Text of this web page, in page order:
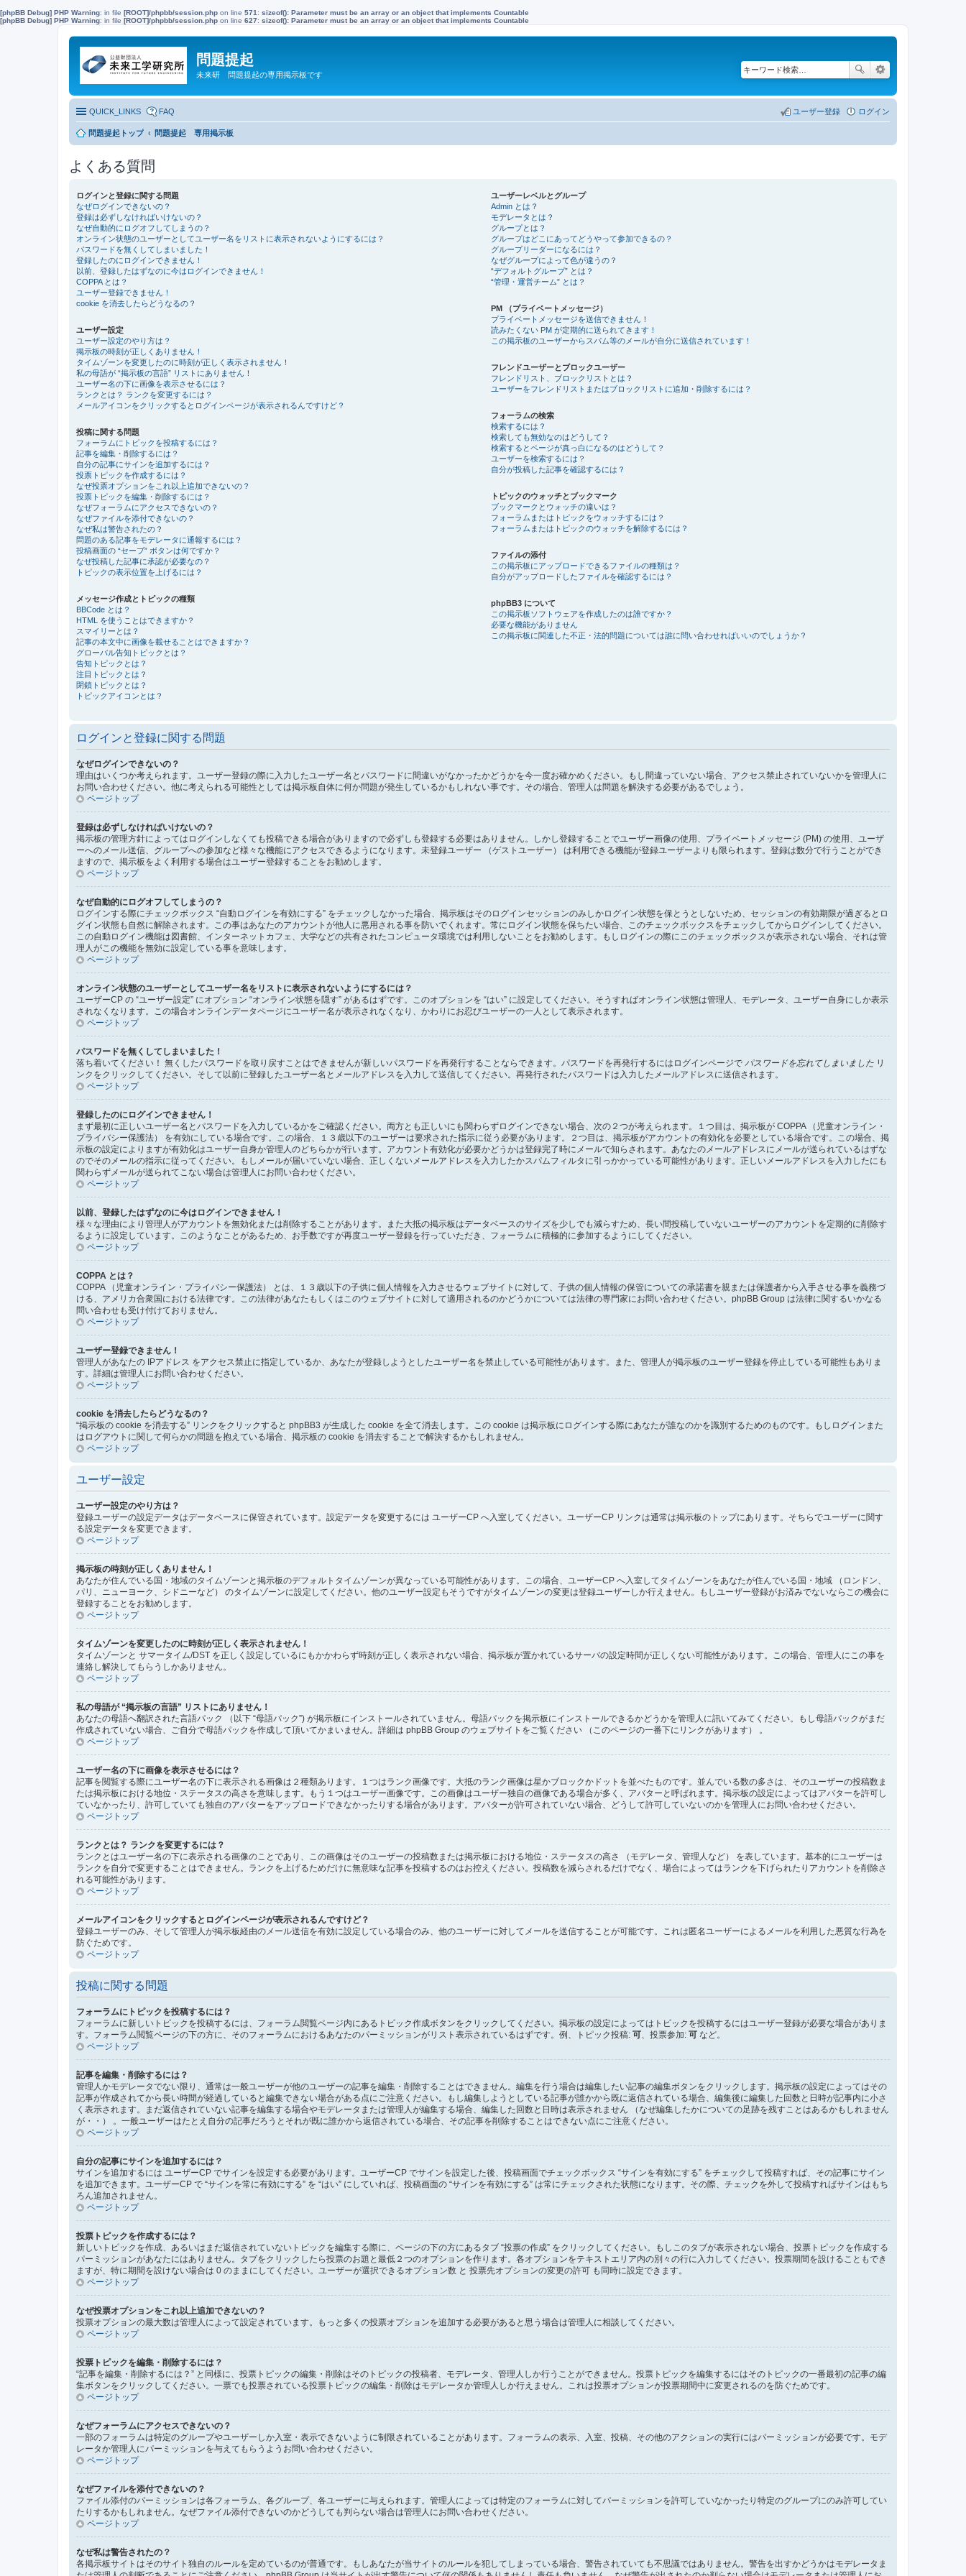
[phpBB Debug] PHP Warning: in file [ROOT]/phpbb/session.php on line 571 : sizeof(): Parameter must be an array or an object that implements Countable
[phpBB Debug] PHP Warning: in file [ROOT]/phpbb/session.php on line 627: sizeof(): Parameter must be an array or an object that implements Countable
問題提起
未来研 問題提起の専用掲示板です
QUICK_LINKS FAQ ログイン
ユーザー登録
問題提起トップ 問題提起 専用掲示板
よくある質問
ログインと登録に関する問題
なぜログインできないの？
登録は必ずしなければいけないの？
なぜ自動的にログオフしてしまうの？
オンライン状態のユーザーとしてユーザー名をリストに表示されないようにするには？
パスワードを無くしてしまいました！
登録したのにログインできません！
以前、登録したはずなのに今はログインできません！
COPPA とは？
ユーザー登録できません！
cookie を消去したらどうなるの？
ユーザー設定
ユーザー設定のやり方は？
掲示板の時刻が正しくありません！
タイムゾーンを変更したのに時刻が正しく表示されません！
私の母語が “掲示板の言語” リストにありません！
ユーザー名の下に画像を表示させるには？
ランクとは？ ランクを変更するには？
メールアイコンをクリックするとログインページが表示されるんですけど？
投稿に関する問題
フォーラムにトピックを投稿するには？
記事を編集・削除するには？
自分の記事にサインを追加するには？
投票トピックを作成するには？
なぜ投票オプションをこれ以上追加できないの？
投票トピックを編集・削除するには？
なぜフォーラムにアクセスできないの？
なぜファイルを添付できないの？
なぜ私は警告されたの？
問題のある記事をモデレータに通報するには？
投稿画面の “セーブ” ボタンは何ですか？
なぜ投稿した記事に承認が必要なの？
トピックの表示位置を上げるには？
メッセージ作成とトピックの種類
BBCode とは？
HTML を使うことはできますか？
スマイリーとは？
記事の本文中に画像を載せることはできますか？
グローバル告知トピックとは？
告知トピックとは？
注目トピックとは？
閉鎖トピックとは？
トピックアイコンとは？
ユーザーレベルとグループ
Admin とは？
モデレータとは？
グループとは？
グループはどこにあってどうやって参加できるの？
グループリーダーになるには？
なぜグループによって色が違うの？
“デフォルトグループ” とは？
“管理・運営チーム” とは？
PM （プライベートメッセージ）
プライベートメッセージを送信できません！
読みたくない PM が定期的に送られてきます！
この掲示板のユーザーからスパム等のメールが自分に送信されています！
フレンドユーザーとブロックユーザー
フレンドリスト、ブロックリストとは？
ユーザーをフレンドリストまたはブロックリストに追加・削除するには？
フォーラムの検索
検索するには？
検索しても無効なのはどうして？
検索するとページが真っ白になるのはどうして？
ユーザーを検索するには？
自分が投稿した記事を確認するには？
トピックのウォッチとブックマーク
ブックマークとウォッチの違いは？
フォーラムまたはトピックをウォッチするには？
フォーラムまたはトピックのウォッチを解除するには？
ファイルの添付
この掲示板にアップロードできるファイルの種類は？
自分がアップロードしたファイルを確認するには？
phpBB3 について
この掲示板ソフトウェアを作成したのは誰ですか？
必要な機能がありません
この掲示板に関連した不正・法的問題については誰に問い合わせればいいのでしょうか？
ログインと登録に関する問題
なぜログインできないの？
理由はいくつか考えられます。ユーザー登録の際に入力したユーザー名とパスワードに間違いがなかったかどうかを今一度お確かめください。もし間違っていない場合、アクセス禁止されていないかを管理人に
お問い合わせください。他に考えられる可能性としては掲示板自体に何か問題が発生しているかもしれない事です。その場合、管理人は問題を解決する必要があるでしょう。
ページトップ
登録は必ずしなければいけないの？
掲示板の管理方針によってはログインしなくても投稿できる場合がありますので必ずしも登録する必要はありません。しかし登録することでユーザー画像の使用、プライベートメッセージ (PM) の使用、ユーザ
ーへのメール送信、グループへの参加など様々な機能にアクセスできるようになります。未登録ユーザー （ゲストユーザー） は利用できる機能が登録ユーザーよりも限られます。登録は数分で行うことができ
ますので、掲示板をよく利用する場合はユーザー登録することをお勧めします。
ページトップ
なぜ自動的にログオフしてしまうの？
ログインする際にチェックボックス “自動ログインを有効にする” をチェックしなかった場合、掲示板はそのログインセッションのみしかログイン状態を保とうとしないため、セッションの有効期限が過ぎるとロ
グイン状態も自然に解除されます。この事はあなたのアカウントが他人に悪用される事を防いでくれます。常にログイン状態を保ちたい場合、このチェックボックスをチェックしてからログインしてください。
この自動ログイン機能は図書館、インターネットカフェ、大学などの共有されたコンピュータ環境では利用しないことをお勧めします。もしログインの際にこのチェックボックスが表示されない場合、それは管
理人がこの機能を無効に設定している事を意味します。
ページトップ
オンライン状態のユーザーとしてユーザー名をリストに表示されないようにするには？
ユーザーCP の “ユーザー設定” にオプション “オンライン状態を隠す” があるはずです。このオプションを “はい” に設定してください。そうすればオンライン状態は管理人、モデレータ、ユーザー自身にしか表示
されなくなります。この場合オンラインデータページにユーザー名が表示されなくなり、かわりにお忍びユーザーの一人として表示されます。
ページトップ
パスワードを無くしてしまいました！
落ち着いてください！ 無くしたパスワードを取り戻すことはできませんが新しいパスワードを再発行することならできます。パスワードを再発行するにはログインページで パスワードを忘れてしまいました リ
ンクをクリックしてください。そして以前に登録したユーザー名とメールアドレスを入力して送信してください。再発行されたパスワードは入力したメールアドレスに送信されます。
ページトップ
登録したのにログインできません！
まず最初に正しいユーザー名とパスワードを入力しているかをご確認ください。両方とも正しいにも関わらずログインできない場合、次の２つが考えられます。１つ目は、掲示板が COPPA （児童オンライン・
プライバシー保護法） を有効にしている場合です。この場合、１３歳以下のユーザーは要求された指示に従う必要があります。２つ目は、掲示板がアカウントの有効化を必要としている場合です。この場合、掲
示板の設定によりますが有効化はユーザー自身か管理人のどちらかが行います。アカウント有効化が必要かどうかは登録完了時にメールで知らされます。あなたのメールアドレスにメールが送られているはずな
のでそのメールの指示に従ってください。もしメールが届いていない場合、正しくないメールアドレスを入力したかスパムフィルタに引っかかっている可能性があります。正しいメールアドレスを入力したにも
関わらずメールが送られてこない場合は管理人にお問い合わせください。
ページトップ
以前、登録したはずなのに今はログインできません！
様々な理由により管理人がアカウントを無効化または削除することがあります。また大抵の掲示板はデータベースのサイズを少しでも減らすため、長い間投稿していないユーザーのアカウントを定期的に削除す
るように設定しています。このようなことがあるため、お手数ですが再度ユーザー登録を行っていただき、フォーラムに積極的に参加するようにしてください。
ページトップ
COPPA とは？
COPPA （児童オンライン・プライバシー保護法） とは、１３歳以下の子供に個人情報を入力させるウェブサイトに対して、子供の個人情報の保管についての承諾書を親または保護者から入手させる事を義務づ
ける、アメリカ合衆国における法律です。この法律があなたもしくはこのウェブサイトに対して適用されるのかどうかについては法律の専門家にお問い合わせください。phpBB Group は法律に関するいかなる
問い合わせも受け付けておりません。
ページトップ
ユーザー登録できません！
管理人があなたの IPアドレス をアクセス禁止に指定しているか、あなたが登録しようとしたユーザー名を禁止している可能性があります。また、管理人が掲示板のユーザー登録を停止している可能性もありま
す。詳細は管理人にお問い合わせください。
ページトップ
cookie を消去したらどうなるの？
“掲示板の cookie を消去する” リンクをクリックすると phpBB3 が生成した cookie を全て消去します。この cookie は掲示板にログインする際にあなたが誰なのかを識別するためのものです。もしログインまた
はログアウトに関して何らかの問題を抱えている場合、掲示板の cookie を消去することで解決するかもしれません。
ページトップ
ユーザー設定
ユーザー設定のやり方は？
登録ユーザーの設定データはデータベースに保管されています。設定データを変更するには ユーザーCP へ入室してください。ユーザーCP リンクは通常は掲示板のトップにあります。そちらでユーザーに関す
る設定データを変更できます。
ページトップ
掲示板の時刻が正しくありません！
あなたが住んでいる国・地域のタイムゾーンと掲示板のデフォルトタイムゾーンが異なっている可能性があります。この場合、ユーザーCP へ入室してタイムゾーンをあなたが住んでいる国・地域 （ロンドン、
パリ、ニューヨーク、シドニーなど） のタイムゾーンに設定してください。他のユーザー設定もそうですがタイムゾーンの変更は登録ユーザーしか行えません。もしユーザー登録がお済みでないならこの機会に
登録することをお勧めします。
ページトップ
タイムゾーンを変更したのに時刻が正しく表示されません！
タイムゾーンと サマータイム/DST を正しく設定しているにもかかわらず時刻が正しく表示されない場合、掲示板が置かれているサーバの設定時間が正しくない可能性があります。この場合、管理人にこの事を
連絡し解決してもらうしかありません。
ページトップ
私の母語が “掲示板の言語” リストにありません！
あなたの母語へ翻訳された言語パック （以下 “母語パック”) が掲示板にインストールされていません。母語パックを掲示板にインストールできるかどうかを管理人に訊いてみてください。もし母語パックがまだ
作成されていない場合、ご自分で母語パックを作成して頂いてかまいません。詳細は phpBB Group のウェブサイトをご覧ください （このページの一番下にリンクがあります） 。
ページトップ
ユーザー名の下に画像を表示させるには？
記事を閲覧する際にユーザー名の下に表示される画像は２種類あります。１つはランク画像です。大抵のランク画像は星かブロックかドットを並べたものです。並んでいる数の多さは、そのユーザーの投稿数ま
たは掲示板における地位・ステータスの高さを意味します。もう１つはユーザー画像です。この画像はユーザー独自の画像である場合が多く、アバターと呼ばれます。掲示板の設定によってはアバターを許可し
ていなかったり、許可していても独自のアバターをアップロードできなかったりする場合があります。アバターが許可されていない場合、どうして許可していないのかを管理人にお問い合わせください。
ページトップ
ランクとは？ ランクを変更するには？
ランクとはユーザー名の下に表示される画像のことであり、この画像はそのユーザーの投稿数または掲示板における地位・ステータスの高さ （モデレータ、管理人など） を表しています。基本的にユーザーは
ランクを自分で変更することはできません。ランクを上げるためだけに無意味な記事を投稿するのはお控えください。投稿数を減らされるだけでなく、場合によってはランクを下げられたりアカウントを削除さ
れる可能性があります。
ページトップ
メールアイコンをクリックするとログインページが表示されるんですけど？
登録ユーザーのみ、そして管理人が掲示板経由のメール送信を有効に設定している場合のみ、他のユーザーに対してメールを送信することが可能です。これは匿名ユーザーによるメールを利用した悪質な行為を
防ぐためです。
ページトップ
投稿に関する問題
フォーラムにトピックを投稿するには？
フォーラムに新しいトピックを投稿するには、フォーラム閲覧ページ内にあるトピック作成ボタンをクリックしてください。掲示板の設定によってはトピックを投稿するにはユーザー登録が必要な場合がありま
す。フォーラム閲覧ページの下の方に、そのフォーラムにおけるあなたのパーミッションがリスト表示されているはずです。例、トピック投稿: 可 、投票参加: 可 など。
ページトップ
記事を編集・削除するには？
管理人かモデレータでない限り、通常は一般ユーザーが他のユーザーの記事を編集・削除することはできません。編集を行う場合は編集したい記事の編集ボタンをクリックします。掲示板の設定によってはその
記事が作成されてから長い時間が経過していると編集できない場合がある点にご注意ください。もし編集しようとしている記事が誰かから既に返信されている場合、編集後に編集した回数と日時が記事内に小さ
く表示されます。まだ返信されていない記事を編集する場合やモデレータまたは管理人が編集する場合、編集した回数と日時は表示されません （なぜ編集したかについての足跡を残すことはあるかもしれません
が・・） 。一般ユーザーはたとえ自分の記事だろうとそれが既に誰かから返信されている場合、その記事を削除することはできない点にご注意ください。
ページトップ
自分の記事にサインを追加するには？
サインを追加するには ユーザーCP でサインを設定する必要があります。ユーザーCP でサインを設定した後、投稿画面でチェックボックス “サインを有効にする” をチェックして投稿すれば、その記事にサイン
を追加できます。ユーザーCP で “サインを常に有効にする” を “はい” にしていれば、投稿画面の “サインを有効にする” は常にチェックされた状態になります。その際、チェックを外して投稿すればサインはもち
ろん追加されません。
ページトップ
投票トピックを作成するには？
新しいトピックを作成、あるいはまだ返信されていないトピックを編集する際に、ページの下の方にあるタブ “投票の作成” をクリックしてください。もしこのタブが表示されない場合、投票トピックを作成する
パーミッションがあなたにはありません。タブをクリックしたら投票のお題と最低２つのオプションを作ります。各オプションをテキストエリア内の別々の行に入力してください。投票期間を設けることもでき
ますが、特に期間を設けない場合は 0 のままにしてください。ユーザーが選択できるオプション数 と 投票先オプションの変更の許可 も同時に設定できます。
ページトップ
なぜ投票オプションをこれ以上追加できないの？
投票オプションの最大数は管理人によって設定されています。もっと多くの投票オプションを追加する必要があると思う場合は管理人に相談してください。
ページトップ
投票トピックを編集・削除するには？
“記事を編集・削除するには？” と同様に、投票トピックの編集・削除はそのトピックの投稿者、モデレータ、管理人しか行うことができません。投票トピックを編集するにはそのトピックの一番最初の記事の編
集ボタンをクリックしてください。一票でも投票されている投票トピックの編集・削除はモデレータか管理人しか行えません。これは投票オプションが投票期間中に変更されるのを防ぐためです。
ページトップ
なぜフォーラムにアクセスできないの？
一部のフォーラムは特定のグループやユーザーしか入室・表示できないように制限されていることがあります。フォーラムの表示、入室、投稿、その他のアクションの実行にはパーミッションが必要です。モデ
レータか管理人にパーミッションを与えてもらうようお問い合わせください。
ページトップ
なぜファイルを添付できないの？
ファイル添付のパーミッションは各フォーラム、各グループ、各ユーザーに与えられます。管理人によっては特定のフォーラムに対してパーミッションを許可していなかったり特定のグループにのみ許可してい
たりするかもしれません。なぜファイル添付できないのかどうしても判らない場合は管理人にお問い合わせください。
ページトップ
なぜ私は警告されたの？
各掲示板サイトはそのサイト独自のルールを定めているのが普通です。もしあなたが当サイトのルールを犯してしまっている場合、警告されていても不思議ではありません。警告を出すかどうかはモデレータま